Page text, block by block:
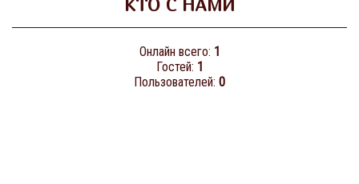
КТО С НАМИ
Онлайн всего: 1
Гостей: 1
Пользователей: 0